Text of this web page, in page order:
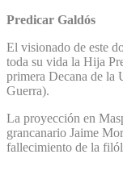
Predicar Galdós
El visionado de este
toda su vida la Hija
primera Decana de la
Guerra).
La proyección en
grancanario Jaime
fallecimiento de la